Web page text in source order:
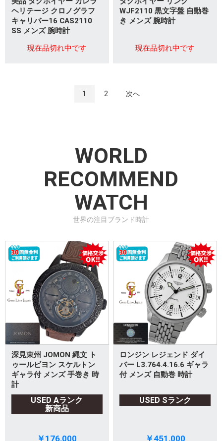
ヘリテージ クロノグラフ
キャリバー16 CAS2110
SS メンズ 腕時計
現在品切れ中です
WJF2110 黒文字盤 自動巻
き メンズ 腕時計
現在品切れ中です
1 2 次へ
WORLD
RECOMMEND
WATCH
世界の注目ブランド時計
深見東州 JOMON 縄文 ト
ゥールビヨン スケルトン
ギャラ付 メンズ 手巻き 時
計
USED Aランク
新商品
￥176,000
ロンジン レジェンド ダイ
バー L3.764.4.16.6 ギャラ
付 メンズ 自動巻 時計
USED Sランク
￥451,000